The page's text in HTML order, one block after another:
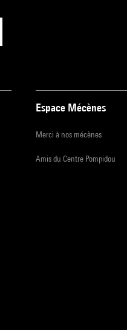
Espace Mécènes
Merci à nos mécènes
Amis du Centre Pompidou